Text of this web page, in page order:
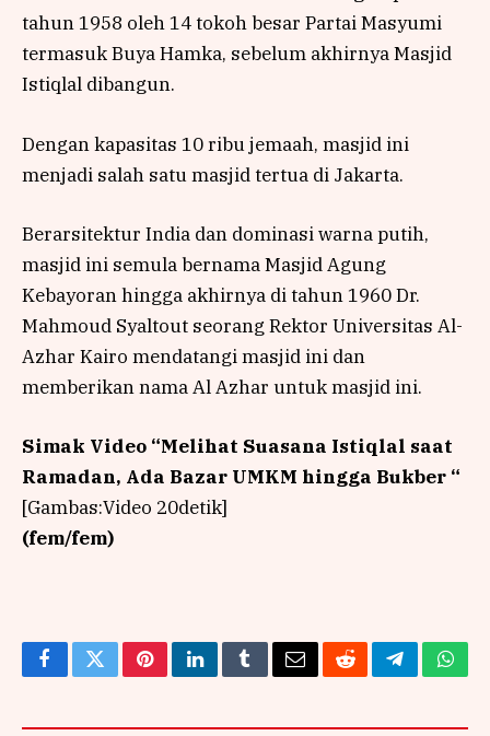
tahun 1958 oleh 14 tokoh besar Partai Masyumi
termasuk Buya Hamka, sebelum akhirnya Masjid
Istiqlal dibangun.
Dengan kapasitas 10 ribu jemaah, masjid ini
menjadi salah satu masjid tertua di Jakarta.
Berarsitektur India dan dominasi warna putih,
masjid ini semula bernama Masjid Agung
Kebayoran hingga akhirnya di tahun 1960 Dr.
Mahmoud Syaltout seorang Rektor Universitas Al-
Azhar Kairo mendatangi masjid ini dan
memberikan nama Al Azhar untuk masjid ini.
Simak Video “Melihat Suasana Istiqlal saat
Ramadan, Ada Bazar UMKM hingga Bukber “
[Gambas:Video 20detik]
(fem/fem)
FacebookTwitterPinterestLinkedInTumblrEmailRedditTelegram